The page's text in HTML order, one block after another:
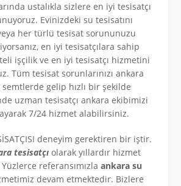
ustalıkla sizlere en iyi tesisatçı
Evinizdeki su tesisatını
her türlü tesisat sorununuzu
en iyi tesisatçılara sahip
işçilik ve en iyi tesisatçı hizmetini
Tüm tesisat sorunlarınızı ankara
gelip hızlı bir şekilde
uzman tesisatçı ankara ekibimizi
7/24 hizmet alabilirsiniz.
deneyim gerektiren bir iştir.
tesisatçı olarak yıllardır hizmet
referansımızla ankara su
devam etmektedir. Bizlere